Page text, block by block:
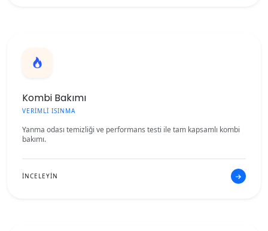
Kombi Bakımı
VERİMLİ ISINMA
Yanma odası temizliği ve performans testi ile tam kapsamlı kombi
bakımı.
İNCELEYİN